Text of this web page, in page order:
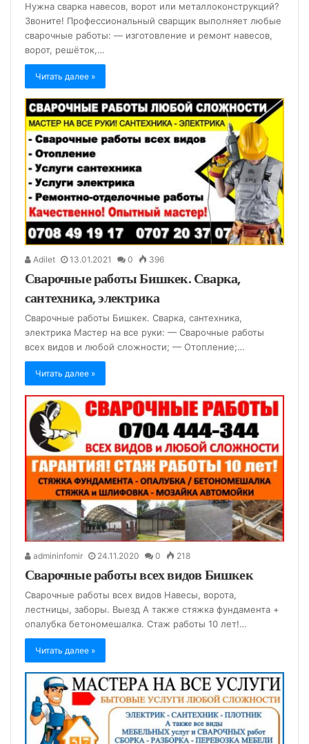
Нужна сварка навесов, ворот или металлоконструкций?
Звоните! Профессиональный сварщик выполняет любые
сварочные работы: — изготовление и ремонт навесов,
ворот, решёток,…
Читать далее »
Adilet 13.01.2021 0 396
Сварочные работы Бишкек. Сварка,
сантехника, электрика
Сварочные работы Бишкек. Сварка, сантехника,
электрика Мастер на все руки: — Сварочные работы
всех видов и любой сложности; — Отопление;…
Читать далее »
admininfomir 24.11.2020 0 218
Сварочные работы всех видов Бишкек
Сварочные работы всех видов Навесы, ворота,
лестницы, заборы. Выезд А также стяжка фундамента +
опалубка бетономешалка. Стаж работы 10 лет!…
Читать далее »